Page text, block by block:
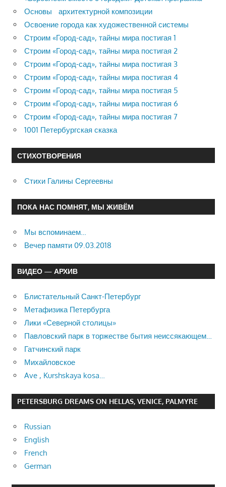
Основы архитектурной композиции
Освоение города как художественной системы
Строим «Город-сад», тайны мира постигая 1
Строим «Город-сад», тайны мира постигая 2
Строим «Город-сад», тайны мира постигая 3
Строим «Город-сад», тайны мира постигая 4
Строим «Город-сад», тайны мира постигая 5
Строим «Город-сад», тайны мира постигая 6
Строим «Город-сад», тайны мира постигая 7
1001 Петербургская сказка
СТИХОТВОРЕНИЯ
Стихи Галины Сергеевны
ПОКА НАС ПОМНЯТ, МЫ ЖИВЁМ
Мы вспоминаем…
Вечер памяти 09.03.2018
ВИДЕО — АРХИВ
Блистательный Санкт-Петербург
Метафизика Петербурга
Лики «Северной столицы»
Павловский парк в торжестве бытия неиссякающем…
Гатчинский парк
Михайловское
Ave , Kurshskaya kosa…
PETERSBURG DREAMS ON HELLAS, VENICE, PALMYRE
Russian
English
French
German